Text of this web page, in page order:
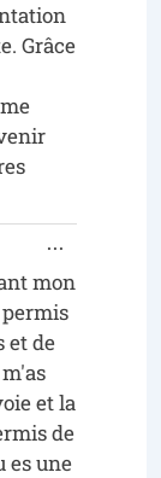
Grâce
mon
et de
et la
de
es une
...